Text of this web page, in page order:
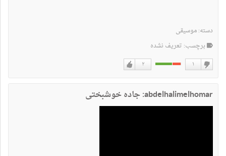
دسته:موسیقی
برچسب: تعریف نشده
۲ ۱
abdelhalimelhomar: جاده خوشبختی